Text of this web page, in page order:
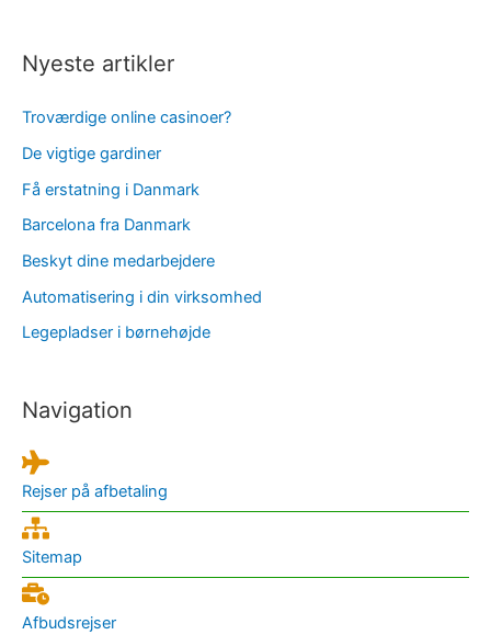
Nyeste artikler
Troværdige online casinoer?
De vigtige gardiner
Få erstatning i Danmark
Barcelona fra Danmark
Beskyt dine medarbejdere
Automatisering i din virksomhed
Legepladser i børnehøjde
Navigation
Rejser på afbetaling
Sitemap
Afbudsrejser